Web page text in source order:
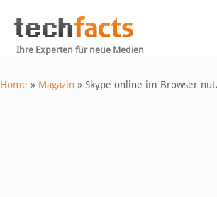
Ihre Experten für neue Medien
Home » Magazin » Skype online im Browser